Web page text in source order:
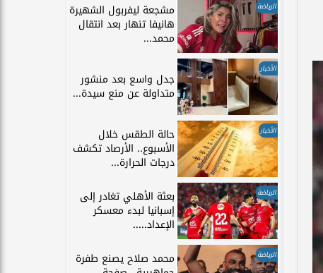
الرياضة مشجعة ليفربول الشهيرة
هانيفا تنهار بعد انتقال
محمد...
الأخبار
جدل واسع بعد منشور
متداولة عن منع سيدة...
الأخبار حالة الطقس خلال
الأسبوع.. الأرصاد تكشف
درجات الحرارة...
الرياضة بعثة الأهلي تغادر إلى
إسبانيا لبدء معسكر
الإعداد.....
الرياضة محمد صلاح يصنع طفرة